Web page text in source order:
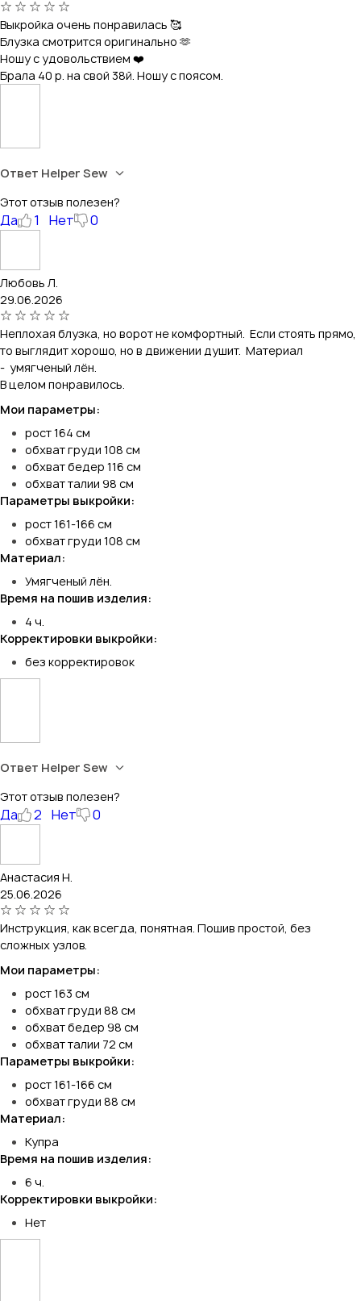
Выкройка очень понравилась 🥰
Блузка смотрится оригинально 🫶
Ношу с удовольствием ❤️
Брала 40 р. на свой 38й. Ношу с поясом.
Ответ Helper Sew
Этот отзыв полезен?
Да 1 Нет 0
Любовь Л.
29.06.2026
Неплохая блузка, но ворот не комфортный. Если стоять прямо,
то выглядит хорошо, но в движении душит. Материал
- умягченый лён.
В целом понравилось.
Мои параметры:
рост 164 см
обхват груди 108 см
обхват бедер 116 см
обхват талии 98 см
Параметры выкройки:
рост 161-166 см
обхват груди 108 см
Материал:
Умягченый лён.
Время на пошив изделия:
4 ч.
Корректировки выкройки:
без корректировок
Ответ Helper Sew
Этот отзыв полезен?
Да 2 Нет 0
Анастасия Н.
25.06.2026
Инструкция, как всегда, понятная. Пошив простой, без
сложных узлов.
Мои параметры:
рост 163 см
обхват груди 88 см
обхват бедер 98 см
обхват талии 72 см
Параметры выкройки:
рост 161-166 см
обхват груди 88 см
Материал:
Купра
Время на пошив изделия:
6 ч.
Корректировки выкройки:
Нет